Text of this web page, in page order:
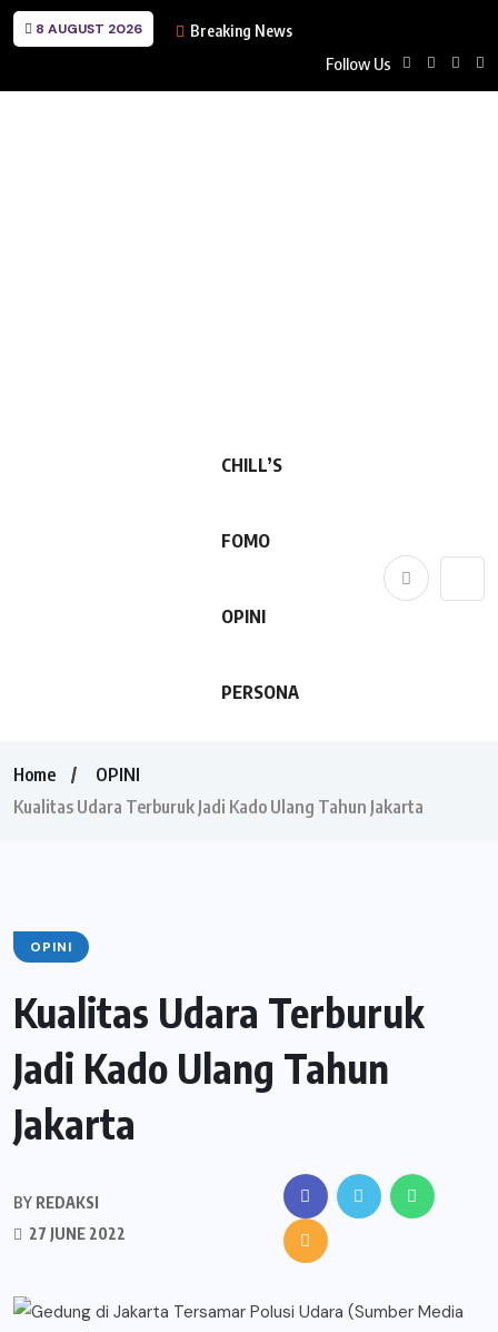
8 AUGUST 2026 Breaking News
Follow Us
CHILL’S
FOMO
OPINI
PERSONA
Home
OPINI
Kualitas Udara Terburuk Jadi Kado Ulang Tahun Jakarta
OPINI
Kualitas Udara Terburuk
Jadi Kado Ulang Tahun
Jakarta
BY REDAKSI
27 JUNE 2022